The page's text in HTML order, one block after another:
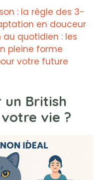
: la règle des 3-
en douceur
quotidien : les
pleine forme
votre future
un British
vie ?